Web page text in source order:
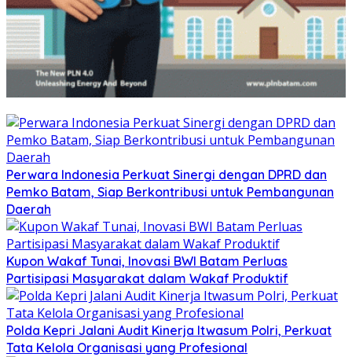
Perwara Indonesia Perkuat Sinergi dengan DPRD dan
Pemko Batam, Siap Berkontribusi untuk Pembangunan
Daerah
Kupon Wakaf Tunai, Inovasi BWI Batam Perluas
Partisipasi Masyarakat dalam Wakaf Produktif
Polda Kepri Jalani Audit Kinerja Itwasum Polri, Perkuat
Tata Kelola Organisasi yang Profesional